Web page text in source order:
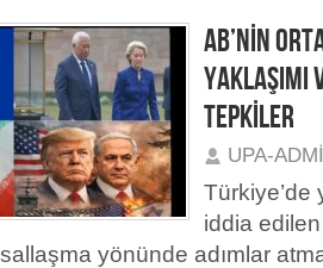
AB’NİN
YAKLAŞIMI
TEPKİLER
UPA-
Türkiye’de
iddia
yönünde adımlar